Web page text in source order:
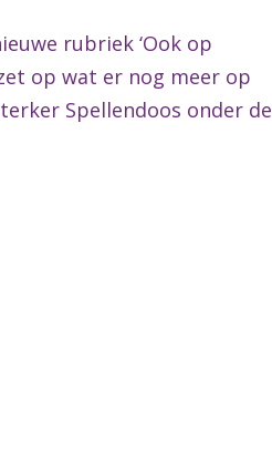
rubriek ‘Ook op
op wat er nog meer op
Spellendoos onder de